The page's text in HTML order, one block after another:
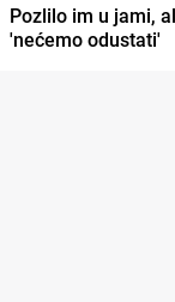
Pozlilo im u jami,
'nećemo odustati'